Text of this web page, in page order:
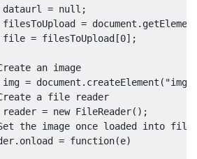
dataurl = null ;
filesToUpload = document .
file = filesToUpload[0];
an image
img = document . createElement ( "img"
a file reader
reader = new FileReader();
the image once loaded into file
. onload = function(e)